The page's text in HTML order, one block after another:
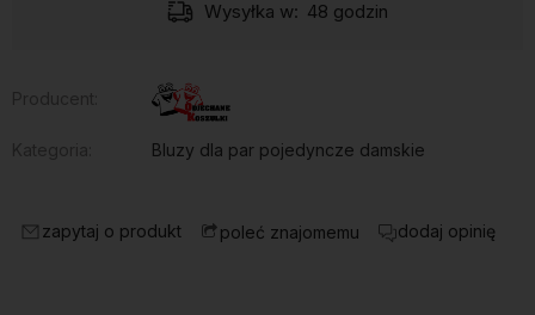
Wysyłka w: 48 godzin
Bluzy dla par pojedyncze damskie
zapytaj o produkt poleć znajomemu dodaj opinię